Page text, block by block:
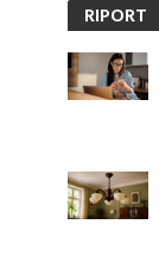
RIPORT